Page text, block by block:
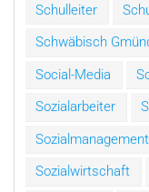
Schulleiter
Schwäbisch
Social-Media
Sozialarbeiter
Sozialmanagement
Sozialwirtschaft